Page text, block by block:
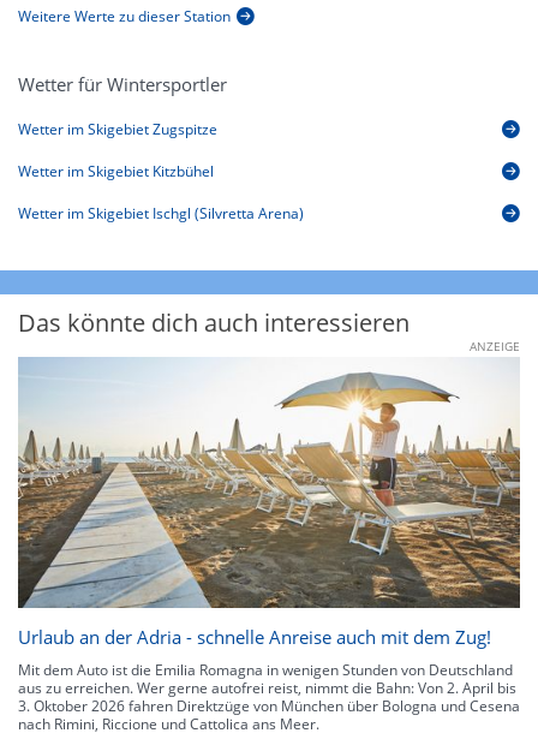
Weitere Werte zu dieser Station
Wetter für Wintersportler
Wetter im Skigebiet Zugspitze
Wetter im Skigebiet Kitzbühel
Wetter im Skigebiet Ischgl (Silvretta Arena)
Das könnte dich auch interessieren
ANZEIGE
Urlaub an der Adria - schnelle Anreise auch mit dem Zug!
Mit dem Auto ist die Emilia Romagna in wenigen Stunden von Deutschland
aus zu erreichen. Wer gerne autofrei reist, nimmt die Bahn: Von 2. April bis
3. Oktober 2026 fahren Direktzüge von München über Bologna und Cesena
nach Rimini, Riccione und Cattolica ans Meer.